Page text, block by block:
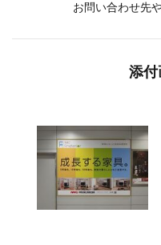
お問い合わせ先
添付